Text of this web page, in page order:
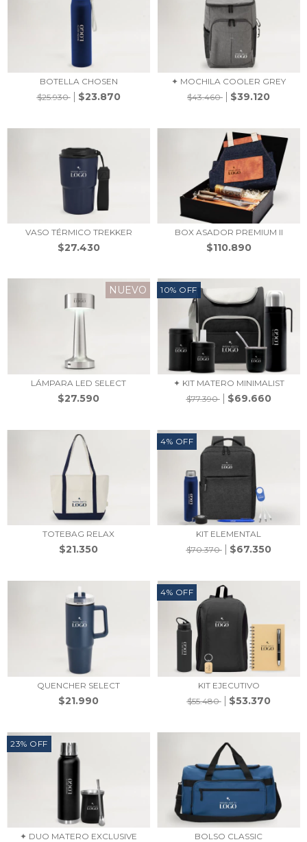
BOTELLA CHOSEN
$25.930
$23.870
✦ MOCHILA COOLER GREY
$43.460
$39.120
VASO TÉRMICO TREKKER
$27.430
BOX ASADOR PREMIUM II
$110.890
NUEVO
LÁMPARA LED SELECT
$27.590
10% OFF
✦ KIT MATERO MINIMALIST
$77.390
$69.660
TOTEBAG RELAX
$21.350
4% OFF
KIT ELEMENTAL
$70.370
$67.350
QUENCHER SELECT
$21.990
4% OFF
KIT EJECUTIVO
$55.480
$53.370
23% OFF
✦ DUO MATERO EXCLUSIVE BOLSO CLASSIC